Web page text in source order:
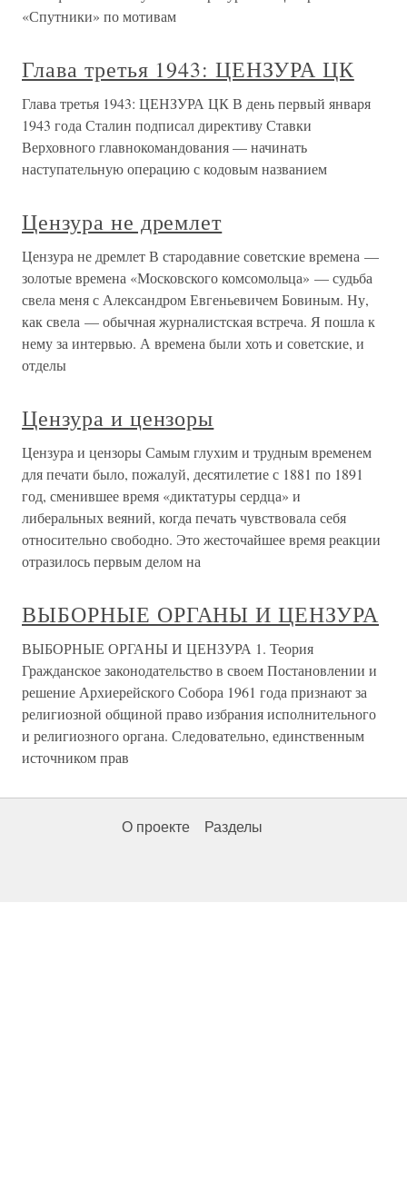
«Спутники» по мотивам
Глава третья 1943: ЦЕНЗУРА ЦК
Глава третья 1943: ЦЕНЗУРА ЦК В день первый января
1943 года Сталин подписал директиву Ставки
Верховного главнокомандования — начинать
наступательную операцию с кодовым названием
Цензура не дремлет
Цензура не дремлет В стародавние советские времена —
золотые времена «Московского комсомольца» — судьба
свела меня с Александром Евгеньевичем Бовиным. Ну,
как свела — обычная журналистская встреча. Я пошла к
нему за интервью. А времена были хоть и советские, и
отделы
Цензура и цензоры
Цензура и цензоры Самым глухим и трудным временем
для печати было, пожалуй, десятилетие с 1881 по 1891
год, сменившее время «диктатуры сердца» и
либеральных веяний, когда печать чувствовала себя
относительно свободно. Это жесточайшее время реакции
отразилось первым делом на
ВЫБОРНЫЕ ОРГАНЫ И ЦЕНЗУРА
ВЫБОРНЫЕ ОРГАНЫ И ЦЕНЗУРА 1. Теория
Гражданское законодательство в своем Постановлении и
решение Архиерейского Собора 1961 года признают за
религиозной общиной право избрания исполнительного
и религиозного органа. Следовательно, единственным
источником прав
О проекте Разделы